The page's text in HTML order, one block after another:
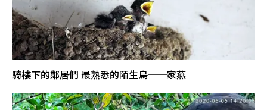
騎樓下的鄰居們 最熟悉的陌生鳥──家燕